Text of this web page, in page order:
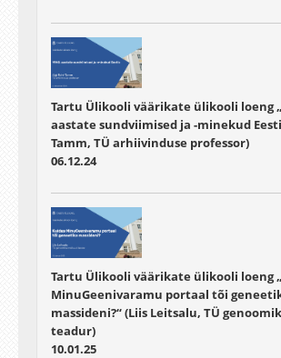
Tartu Ülikooli väärikate ülikooli loeng
aastate sundviimised ja -minekud
Tamm, TÜ arhiivinduse professor)
06.12.24
Tartu Ülikooli väärikate ülikooli loeng
MinuGeenivaramu portaal tõi
massideni?“ (Liis Leitsalu, TÜ
teadur)
10.01.25